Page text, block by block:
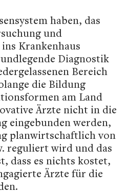
haben, das
und
Krankenhaus
Diagnostik
Bereich
die Bildung
am Land
Ärzte nicht in die
eingebunden werden,
planwirtschaftlich von
reguliert wird und das
dass es nichts kostet,
Ärzte für die